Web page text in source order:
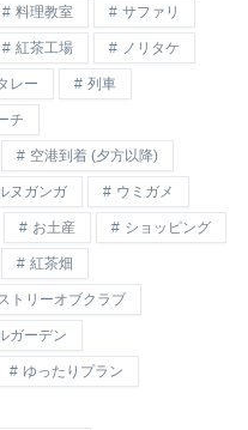
料理教室 サファリ
紅茶工場 ノリタケ
レー 列車
チ
空港到着 (夕方以降)
ヌガンガ ウミガメ
お土産 ショッピング
紅茶畑
トリーオブクラブ
ガーデン
ゆったりプラン